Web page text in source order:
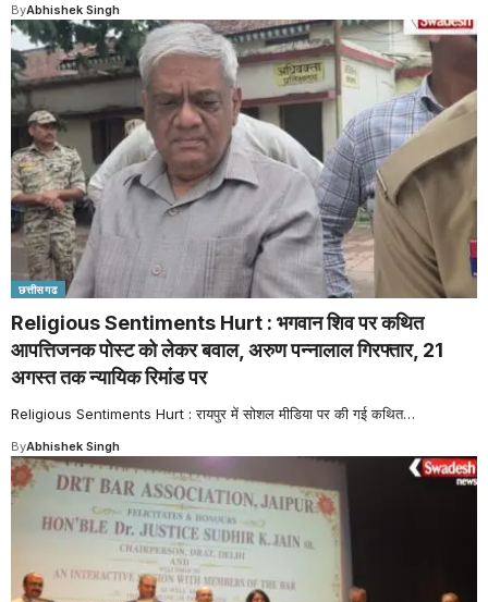
ByAbhishek Singh
छत्तीसगढ
Religious Sentiments Hurt : भगवान शिव पर कथित
आपत्तिजनक पोस्ट को लेकर बवाल, अरुण पन्नालाल गिरफ्तार, 21
अगस्त तक न्यायिक रिमांड पर
Religious Sentiments Hurt : रायपुर में सोशल मीडिया पर की गई कथित…
ByAbhishek Singh